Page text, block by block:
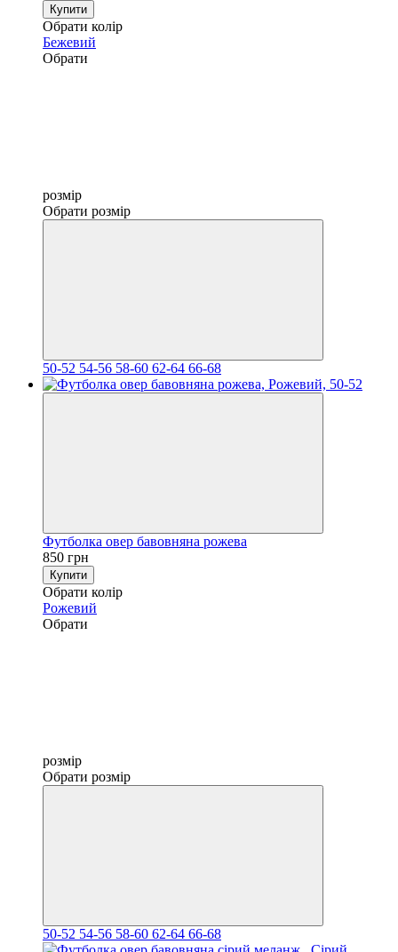
Купити
Обрати колір
Бежевий
Обрати
розмір
Обрати розмір
50-52 54-56 58-60 62-64 66-68
Футболка овер бавовняна рожева
850 грн
Купити
Обрати колір
Рожевий
Обрати
розмір
Обрати розмір
50-52 54-56 58-60 62-64 66-68